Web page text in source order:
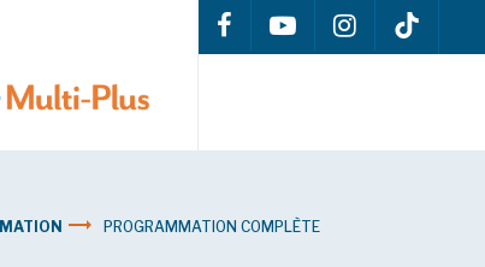
PROGRAMMATION COMPLÈTE